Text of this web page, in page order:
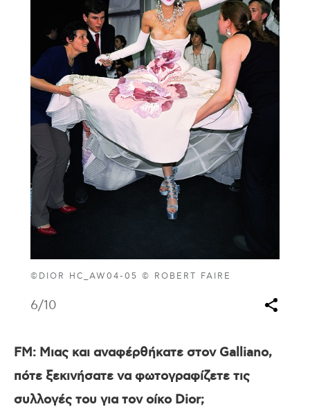
©DIOR HC_AW04-05 © ROBERT FAIRE
6/10
FM: Μιας και αναφέρθήκατε στον Galliano,
πότε ξεκινήσατε να φωτογραφίζετε τις
συλλογές του για τον οίκο Dior;